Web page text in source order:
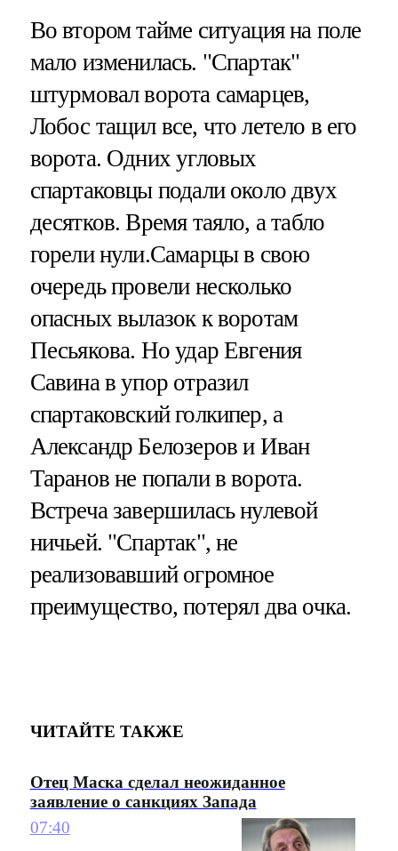
Во втором тайме ситуация на поле
мало изменилась. "Спартак"
штурмовал ворота самарцев,
Лобос тащил все, что летело в его
ворота. Одних угловых
спартаковцы подали около двух
десятков. Время таяло, а табло
горели нули.Самарцы в свою
очередь провели несколько
опасных вылазок к воротам
Песьякова. Но удар Евгения
Савина в упор отразил
спартаковский голкипер, а
Александр Белозеров и Иван
Таранов не попали в ворота.
Встреча завершилась нулевой
ничьей. "Спартак", не
реализовавший огромное
преимущество, потерял два очка.
ЧИТАЙТЕ ТАКЖЕ
Отец Маска сделал неожиданное
заявление о санкциях Запада
07:40